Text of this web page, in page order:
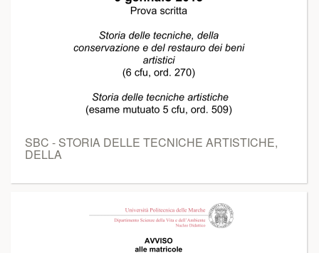
SBC - STORIA DELLE TECNICHE ARTISTICHE,
DELLA